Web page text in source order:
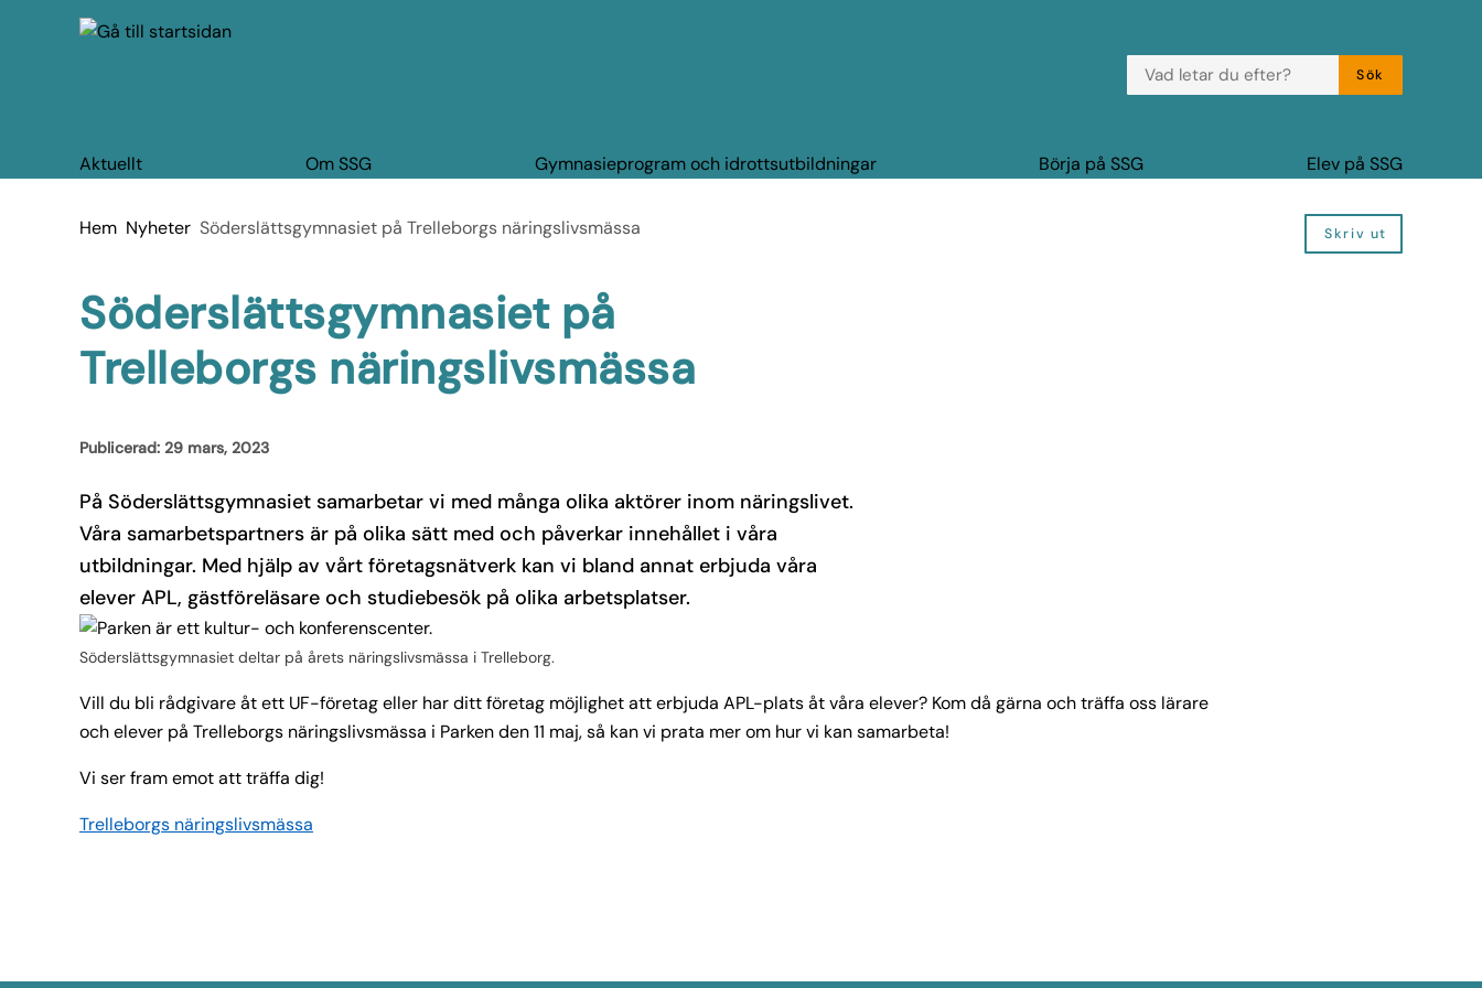
till innehåll
till huvudmeny
VAD LETAR DU EFTER?
Sök
Aktuellt Om SSG Gymnasieprogram och idrottsutbildningar Börja på SSG Elev på SSG
Du är här:
Hem Nyheter Söderslättsgymnasiet på Trelleborgs näringslivsmässa Skriv ut
Söderslättsgymnasiet på
Trelleborgs näringslivsmässa
Publicerad: 29 mars, 2023
På Söderslättsgymnasiet samarbetar vi med många olika aktörer inom näringslivet.
Våra samarbetspartners är på olika sätt med och påverkar innehållet i våra
utbildningar. Med hjälp av vårt företagsnätverk kan vi bland annat erbjuda våra
elever APL, gästföreläsare och studiebesök på olika arbetsplatser.
Söderslättsgymnasiet deltar på årets näringslivsmässa i Trelleborg.
Vill du bli rådgivare åt ett UF-företag eller har ditt företag möjlighet att erbjuda APL-plats åt våra elever? Kom då gärna och träffa oss lärare
och elever på Trelleborgs näringslivsmässa i Parken den 11 maj, så kan vi prata mer om hur vi kan samarbeta!
Vi ser fram emot att träffa dig!
Trelleborgs näringslivsmässa